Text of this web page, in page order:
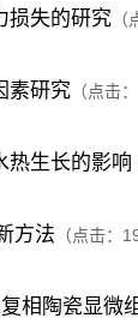
损失的研究
素研究 （点击：
热生长的影响
方法 （点击：
相陶瓷显微